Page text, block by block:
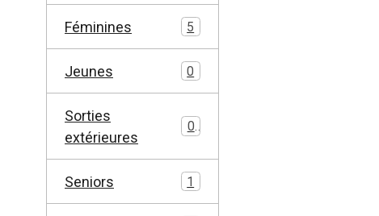
Féminines 5
Jeunes 0
Sorties
extérieures
0
Seniors 1